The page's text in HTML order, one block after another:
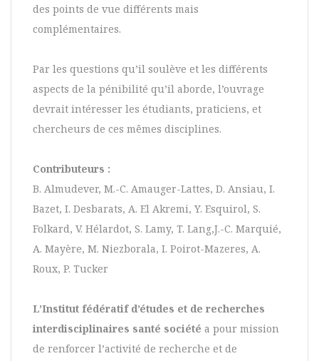
des points de vue différents mais
complémentaires.
Par les questions qu’il soulève et les différents
aspects de la pénibilité qu’il aborde, l’ouvrage
devrait intéresser les étudiants, praticiens, et
chercheurs de ces mêmes disciplines.
Contributeurs :
B. Almudever, M.-C. Amauger-Lattes, D. Ansiau, I.
Bazet, I. Desbarats, A. El Akremi, Y. Esquirol, S.
Folkard, V. Hélardot, S. Lamy, T. Lang,J.-C. Marquié,
A. Mayère, M. Niezborala, I. Poirot-Mazeres, A.
Roux, P. Tucker
L’Institut fédératif d’études et de recherches
interdisciplinaires santé société a pour mission
de renforcer l’activité de recherche et de